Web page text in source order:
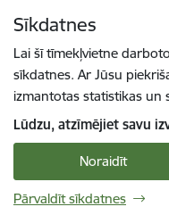
Sīkdatnes
Lai šī tīmekļvietne
sīkdatnes. Ar Jūsu
izmantotas statistikas un
Lūdzu, atzīmējiet savu
Noraidīt
Pārvaldīt sīkdatnes